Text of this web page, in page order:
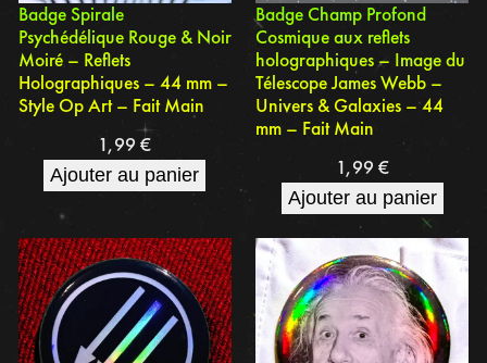
Badge Spirale
Psychédélique Rouge & Noir
Moiré – Reflets
Holographiques – 44 mm –
Style Op Art – Fait Main
1,99€
Ajouter au panier
Badge Champ Profond
Cosmique aux reflets
holographiques – Image du
Télescope James Webb –
Univers & Galaxies – 44
mm – Fait Main
1,99 €
Ajouter au panier